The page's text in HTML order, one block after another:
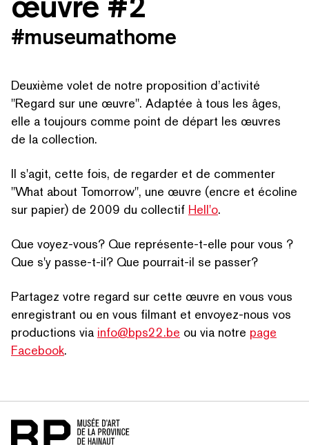
RECHERCHER PAR MOTS-CLÉS
#museumathome
Deuxième volet de notre proposition d’activité
"Regard sur une œuvre". Adaptée à tous les âges,
elle a toujours comme point de départ les œuvres
de la collection.
Il s'agit, cette fois, de regarder et de commenter
"What about Tomorrow", une œuvre (encre et écoline
sur papier) de 2009 du collectif Hell'o.
Que voyez-vous? Que représente-t-elle pour vous ?
Que s'y passe-t-il? Que pourrait-il se passer?
Partagez votre regard sur cette œuvre en vous vous
enreg­is­trant ou en vous filmant et envoyez-nous vos
productions via info@bps22.be ou via notre page
Facebook.
Accueil